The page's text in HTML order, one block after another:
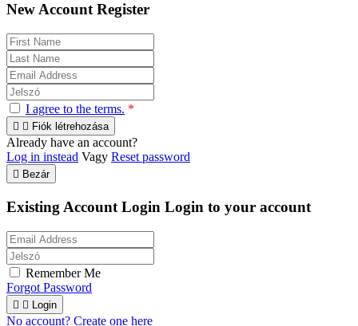
New Account Register
I agree to the terms. *
  Fiók létrehozása
Already have an account?
Log in instead Vagy Reset password
 Bezár
Existing Account Login Login to your account
Remember Me
Forgot Password
  Login
No account? Create one here